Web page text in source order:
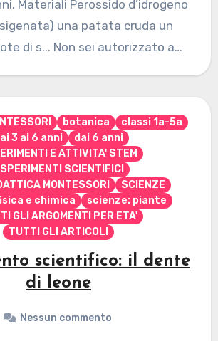
Materiali Perossido d’idrogeno
una patata cruda un
di s... Non sei autorizzato a…
botanica
classi 1a-5a
3 ai 6 anni
dai 6 anni
E ATTIVITA' STEM
SCIENTIFICI
MONTESSORI
SCIENZE
e chimica
scienze: piante
GLI ARGOMENTI PER ETA'
TUTTI GLI ARTICOLI
scientifico: il dente
di leone
Nessun commento